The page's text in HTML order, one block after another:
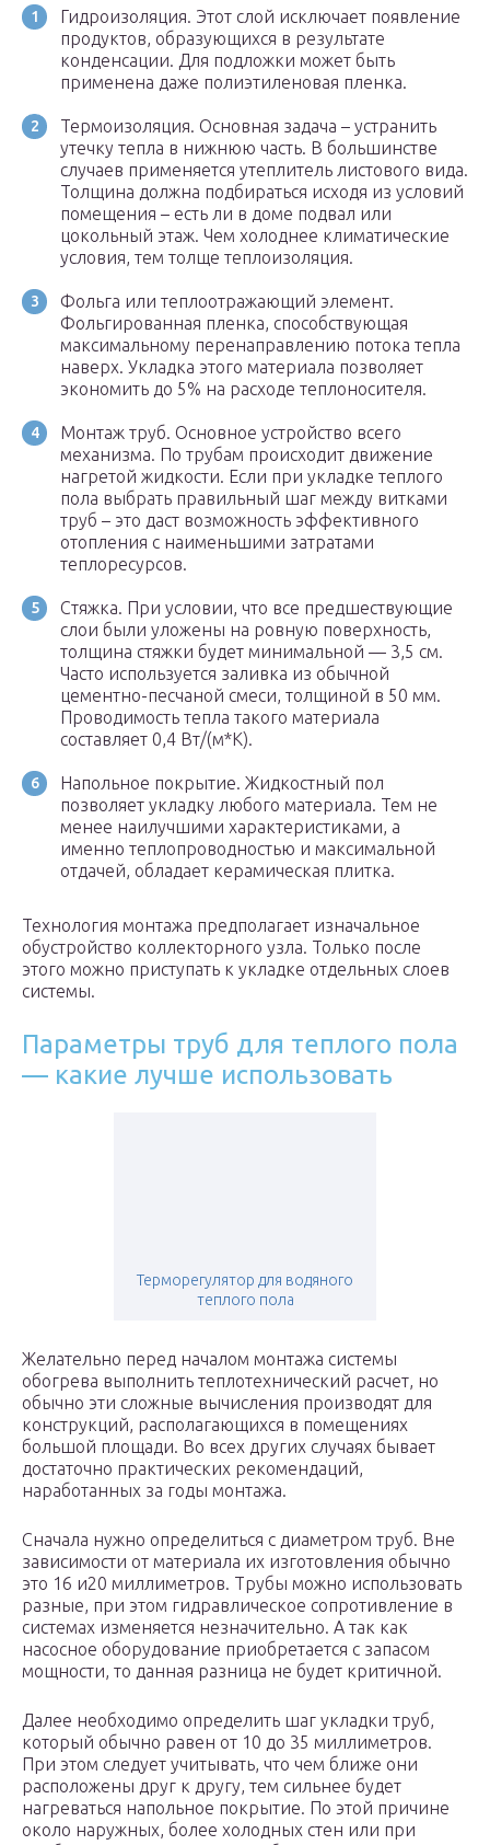
Гидроизоляция. Этот слой исключает появление
продуктов, образующихся в результате
конденсации. Для подложки может быть
применена даже полиэтиленовая пленка.
Термоизоляция. Основная задача – устранить
утечку тепла в нижнюю часть. В большинстве
случаев применяется утеплитель листового вида.
Толщина должна подбираться исходя из условий
помещения – есть ли в доме подвал или
цокольный этаж. Чем холоднее климатические
условия, тем толще теплоизоляция.
Фольга или теплоотражающий элемент.
Фольгированная пленка, способствующая
максимальному перенаправлению потока тепла
наверх. Укладка этого материала позволяет
экономить до 5% на расходе теплоносителя.
Монтаж труб. Основное устройство всего
механизма. По трубам происходит движение
нагретой жидкости. Если при укладке теплого
пола выбрать правильный шаг между витками
труб – это даст возможность эффективного
отопления с наименьшими затратами
теплоресурсов.
Стяжка. При условии, что все предшествующие
слои были уложены на ровную поверхность,
толщина стяжки будет минимальной — 3,5 см.
Часто используется заливка из обычной
цементно-песчаной смеси, толщиной в 50 мм.
Проводимость тепла такого материала
составляет 0,4 Вт/(м*К).
Напольное покрытие. Жидкостный пол
позволяет укладку любого материала. Тем не
менее наилучшими характеристиками, а
именно теплопроводностью и максимальной
отдачей, обладает керамическая плитка.
Технология монтажа предполагает изначальное
обустройство коллекторного узла. Только после
этого можно приступать к укладке отдельных слоев
системы.
Параметры труб для теплого пола
— какие лучше использовать
Терморегулятор для водяного
теплого пола
Желательно перед началом монтажа системы
обогрева выполнить теплотехнический расчет, но
обычно эти сложные вычисления производят для
конструкций, располагающихся в помещениях
большой площади. Во всех других случаях бывает
достаточно практических рекомендаций,
наработанных за годы монтажа.
Сначала нужно определиться с диаметром труб. Вне
зависимости от материала их изготовления обычно
это 16 и20 миллиметров. Трубы можно использовать
разные, при этом гидравлическое сопротивление в
системах изменяется незначительно. А так как
насосное оборудование приобретается с запасом
мощности, то данная разница не будет критичной.
Далее необходимо определить шаг укладки труб,
который обычно равен от 10 до 35 миллиметров.
При этом следует учитывать, что чем ближе они
расположены друг к другу, тем сильнее будет
нагреваться напольное покрытие. По этой причине
около наружных, более холодных стен или при